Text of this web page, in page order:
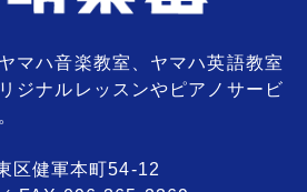
マハ音楽教室、ヤマハ英語教室
ジナルレッスンやピアノサービ
区健軍本町54-12